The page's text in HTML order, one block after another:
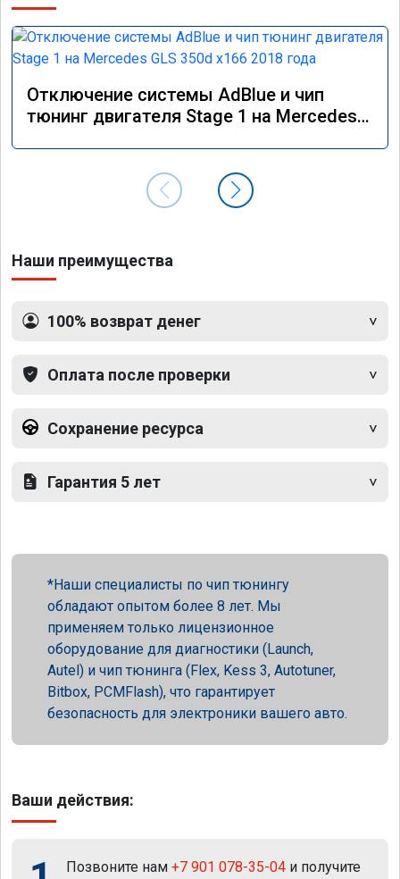
Отключение системы AdBlue и чип
тюнинг двигателя Stage 1 на Mercedes
Наши преимущества
100% возврат денег
Оплата после проверки
Сохранение ресурса
Гарантия 5 лет
Наши специалисты по чип тюнингу
обладают опытом более 8 лет. Мы
применяем только лицензионное
оборудование для диагностики (Launch,
Autel) и чип тюнинга (Flex, Kess 3, Autotuner,
Bitbox, PCMFlash), что гарантирует
безопасность для электроники вашего авто.
Ваши действия:
Позвоните нам +7 901 078-35-04 и получите